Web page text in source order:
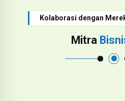
Kolaborasi dengan
Mitra